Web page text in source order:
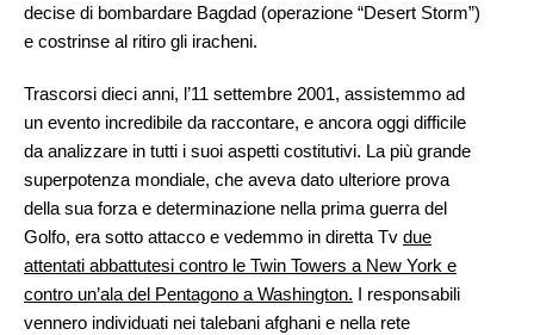
decise di bombardare Bagdad (operazione “Desert Storm”)
e costrinse al ritiro gli iracheni.
Trascorsi dieci anni, l’11 settembre 2001, assistemmo ad
un evento incredibile da raccontare, e ancora oggi difficile
da analizzare in tutti i suoi aspetti costitutivi. La più grande
superpotenza mondiale, che aveva dato ulteriore prova
della sua forza e determinazione nella prima guerra del
Golfo, era sotto attacco e vedemmo in diretta Tv due
attentati abbattutesi contro le Twin Towers a New York e
contro un’ala del Pentagono a Washington. I responsabili
vennero individuati nei talebani afghani e nella rete